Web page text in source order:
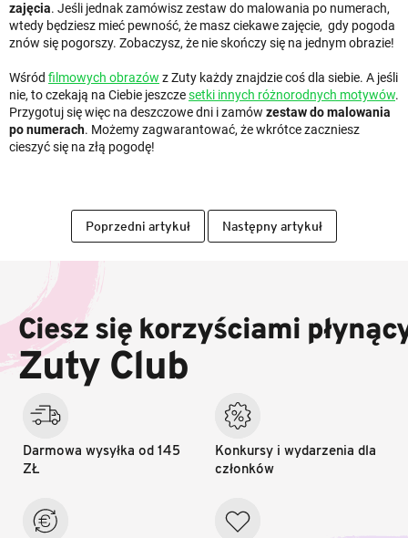
zajęcia. Jeśli jednak zamówisz zestaw do malowania po numerach,
wtedy będziesz mieć pewność, że masz ciekawe zajęcie, gdy pogoda
znów się pogorszy. Zobaczysz, że nie skończy się na jednym obrazie!
Wśród filmowych obrazów z Zuty każdy znajdzie coś dla siebie. A jeśli
nie, to czekają na Ciebie jeszczesetki innych różnorodnych motywów.
Przygotuj się więc na deszczowe dni i zamów zestaw do malowania
po numerach. Możemy zagwarantować, że wkrótce zaczniesz
cieszyć się na złą pogodę!
Poprzedni artykuł Następny artykuł
p
k
a
Ciesz się korzyściami
Zuty Club
Darmowa wysyłka od 145
ZŁ
Konkursy i wydarzenia dla
członków